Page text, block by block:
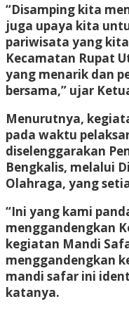
“Disamping kita
juga upaya kita
pariwisata yang
Kecamatan Rupat
yang menarik dan
bersama,” ujar
Menurutnya,
pada waktu
diselenggarakan
Bengkalis, melalui
Olahraga, yang
“Ini yang kami
menggandengkan
kegiatan Mandi
menggandengkan
mandi safar ini
katanya.